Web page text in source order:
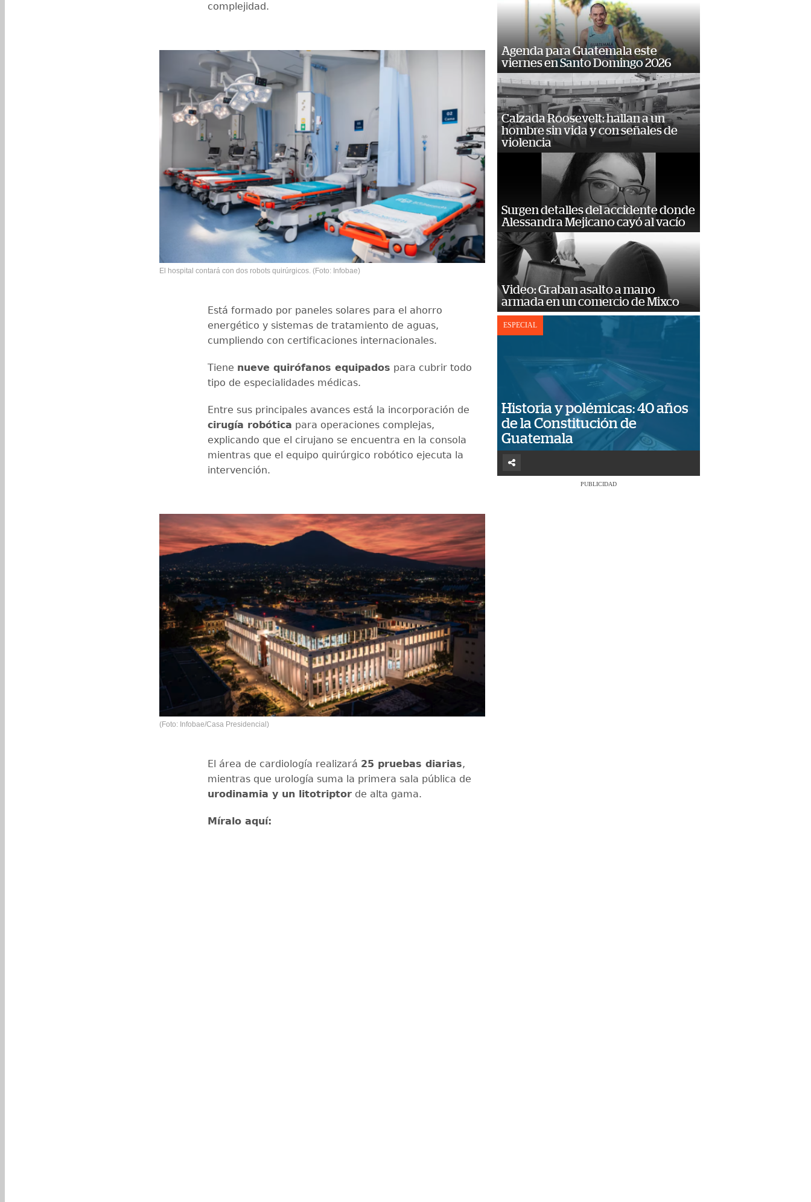
complejidad.
El hospital contará con dos robots quirúrgicos. (Foto: Infobae)
Está formado por paneles solares para el ahorro
energético y sistemas de tratamiento de aguas,
cumpliendo con certificaciones internacionales.
Tiene nueve quirófanos equipados para cubrir todo
tipo de especialidades médicas.
Entre sus principales avances está la incorporación de
cirugía robótica para operaciones complejas,
explicando que el cirujano se encuentra en la consola
mientras que el equipo quirúrgico robótico ejecuta la
intervención.
(Foto: Infobae/Casa Presidencial)
El área de cardiología realizará 25 pruebas diarias,
mientras que urología suma la primera sala pública de
urodinamia y un litotriptor de alta gama.
Míralo aquí:
Agenda para Guatemala este
viernes en Santo Domingo 2026
Calzada Roosevelt: hallan a un
hombre sin vida y con señales de
violencia
Surgen detalles del accidente donde
Alessandra Mejicano cayó al vacío
Video: Graban asalto a mano
armada en un comercio de Mixco
ESPECIAL
Historia y polémicas: 40 años
de la Constitución de
Guatemala
PUBLICIDAD